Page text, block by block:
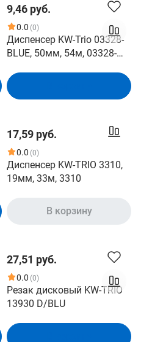
9,46 руб.
0.0 (0)
Диспенсер KW-Trio 03328-
BLUE, 50мм, 54м, 03328-
17,59 руб.
0.0 (0)
Диспенсер KW-TRIO 3310,
19мм, 33м, 3310
В корзину
27,51 руб.
0.0 (0)
Резак дисковый KW-TRIO
13930 D/BLU